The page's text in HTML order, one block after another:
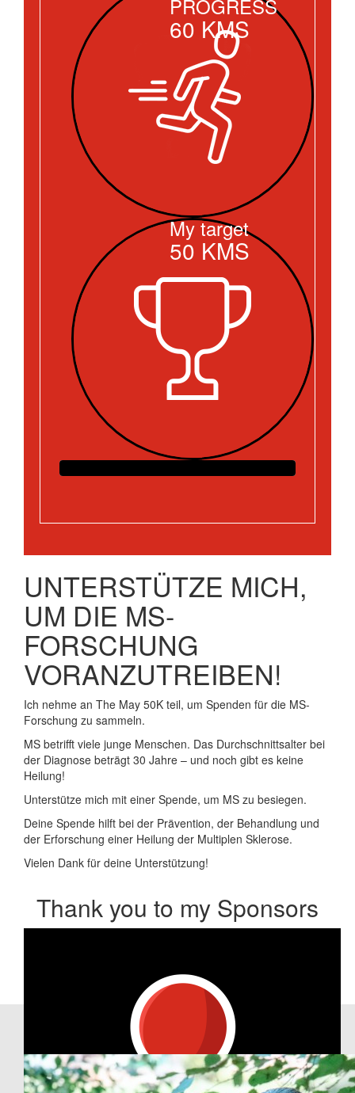
PROGRESS
60 KMS
My target
50 KMS
UNTERSTÜTZE MICH,
UM DIE MS-
FORSCHUNG
VORANZUTREIBEN!
Ich nehme an The May 50K teil, um Spenden für die MS-
Forschung zu sammeln.
MS betrifft viele junge Menschen. Das Durchschnittsalter bei
der Diagnose beträgt 30 Jahre – und noch gibt es keine
Heilung!
Unterstütze mich mit einer Spende, um MS zu besiegen.
Deine Spende hilft bei der Prävention, der Behandlung und
der Erforschung einer Heilung der Multiplen Sklerose.
Vielen Dank für deine Unterstützung!
Thank you to my Sponsors
Our Team Members